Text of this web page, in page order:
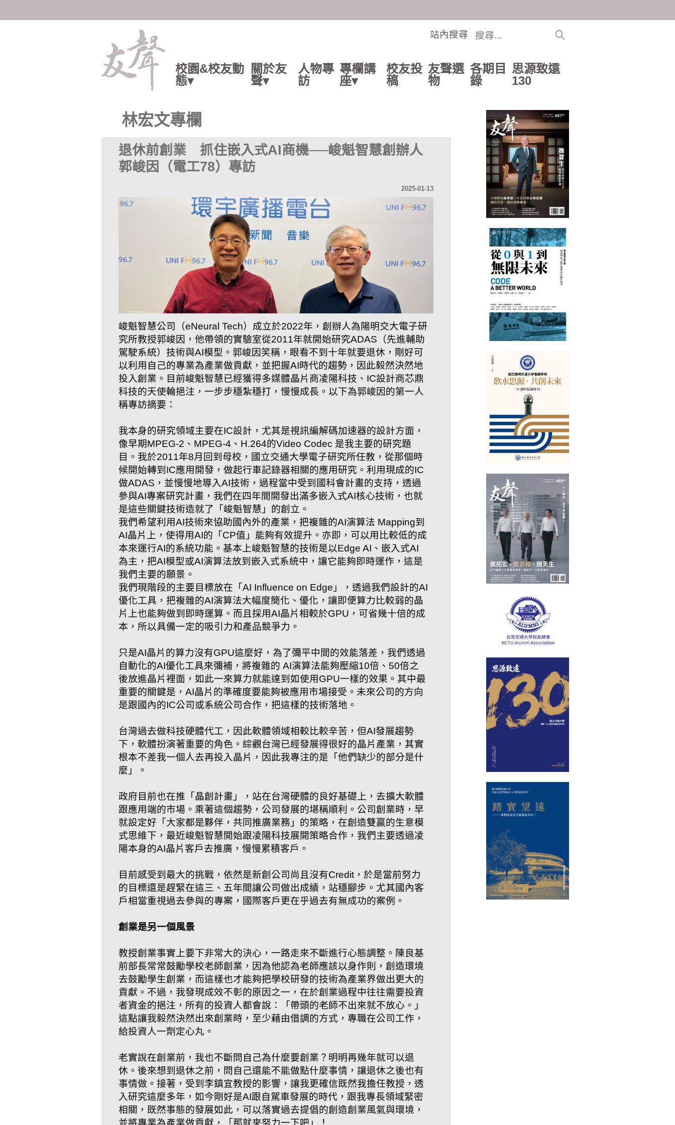
陽明交大人共享知識與情感交流的平台
校園&校友動
態▾
關於友
聲▾
人物專
訪
專欄講
座▾
校友投
稿
友聲選
物
各期目
錄
思源致遠
130
站內搜尋
林宏文專欄
退休前創業 抓住嵌入式AI商機──峻魁智慧創辦人
郭峻因（電工78）專訪
2025-01-13
峻魁智慧公司（eNeural Tech）成立於2022年，創辦人為陽明交大電子研
究所教授郭峻因，他帶領的實驗室從2011年就開始研究ADAS（先進輔助
駕駛系統）技術與AI模型。郭峻因笑稱，眼看不到十年就要退休，剛好可
以利用自己的專業為產業做貢獻，並把握AI時代的趨勢，因此毅然決然地
投入創業。目前峻魁智慧已經獲得多媒體晶片商凌陽科技、IC設計商芯鼎
科技的天使輪挹注，一步步穩紮穩打，慢慢成長。以下為郭峻因的第一人
稱專訪摘要：
我本身的研究領域主要在IC設計，尤其是視訊編解碼加速器的設計方面，
像早期MPEG-2、MPEG-4、H.264的Video Codec 是我主要的研究題
目。我於2011年8月回到母校，國立交通大學電子研究所任教，從那個時
候開始轉到IC應用開發，做起行車記錄器相關的應用研究。利用現成的IC
做ADAS，並慢慢地導入AI技術，過程當中受到國科會計畫的支持，透過
參與AI專案研究計畫，我們在四年間開發出滿多嵌入式AI核心技術，也就
是這些關鍵技術造就了「峻魁智慧」的創立。
我們希望利用AI技術來協助國內外的產業，把複雜的AI演算法 Mapping到
AI晶片上，使得用AI的「CP值」能夠有效提升。亦即，可以用比較低的成
本來運行AI的系統功能。基本上峻魁智慧的技術是以Edge AI、嵌入式AI
為主，把AI模型或AI演算法放到嵌入式系統中，讓它能夠即時運作，這是
我們主要的願景。
我們現階段的主要目標放在「AI Influence on Edge」，透過我們設計的AI
優化工具，把複雜的AI演算法大幅度簡化、優化，讓即便算力比較弱的晶
片上也能夠做到即時運算。而且採用AI晶片相較於GPU，可省幾十倍的成
本，所以具備一定的吸引力和產品競爭力。
只是AI晶片的算力沒有GPU這麼好，為了彌平中間的效能落差，我們透過
自動化的AI優化工具來彌補，將複雜的 AI演算法能夠壓縮10倍、50倍之
後放進晶片裡面，如此一來算力就能達到如使用GPU一樣的效果。其中最
重要的關鍵是，AI晶片的準確度要能夠被應用市場接受。未來公司的方向
是跟國內的IC公司或系統公司合作，把這樣的技術落地。
台灣過去做科技硬體代工，因此軟體領域相較比較辛苦，但AI發展趨勢
下，軟體扮演著重要的角色。綜觀台灣已經發展得很好的晶片產業，其實
根本不差我一個人去再投入晶片，因此我專注的是「他們缺少的部分是什
麼」。
政府目前也在推「晶創計畫」，站在台灣硬體的良好基礎上，去擴大軟體
跟應用端的市場。乘著這個趨勢，公司發展的堪稱順利。公司創業時，早
就設定好「大家都是夥伴，共同推廣業務」的策略，在創造雙贏的生意模
式思維下，最近峻魁智慧開始跟凌陽科技展開策略合作，我們主要透過凌
陽本身的AI晶片客戶去推廣，慢慢累積客戶。
目前感受到最大的挑戰，依然是新創公司尚且沒有Credit，於是當前努力
的目標還是趕緊在這三、五年間讓公司做出成績，站穩腳步。尤其國內客
戶相當重視過去參與的專案，國際客戶更在乎過去有無成功的案例。
創業是另一個風景
教授創業事實上要下非常大的決心，一路走來不斷進行心態調整。陳良基
前部長常常鼓勵學校老師創業，因為他認為老師應該以身作則，創造環境
去鼓勵學生創業，而這樣也才能夠把學校研發的技術為產業界做出更大的
貢獻。不過，我發現成效不彰的原因之一，在於創業過程中往往需要投資
者資金的挹注，所有的投資人都會說：「帶頭的老師不出來就不放心。」
這點讓我毅然決然出來創業時，至少藉由借調的方式，專職在公司工作，
給投資人一劑定心丸。
老實說在創業前，我也不斷問自己為什麼要創業？明明再幾年就可以退
休。後來想到退休之前，問自己還能不能做點什麼事情，讓退休之後也有
事情做。接著，受到李鎮宜教授的影響，讓我更確信既然我擔任教授，透
入研究這麼多年，如今剛好是AI跟自駕車發展的時代，跟我專長領域緊密
相關，既然事態的發展如此，可以落實過去提倡的創造創業風氣與環境，
並將專業為產業做貢獻，「那就來努力一下吧」！